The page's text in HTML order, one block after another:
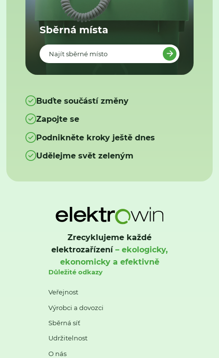
Sběrná místa
Najít sběrné místo
Buďte součástí změny
Zapojte se
Podnikněte kroky ještě dnes
Udělejme svět zeleným
Zrecyklujeme každé
elektrozařízení– ekologicky,
ekonomicky a efektivně
Důležité odkazy
Veřejnost
Výrobci a dovozci
Sběrná síť
Udržitelnost
O nás